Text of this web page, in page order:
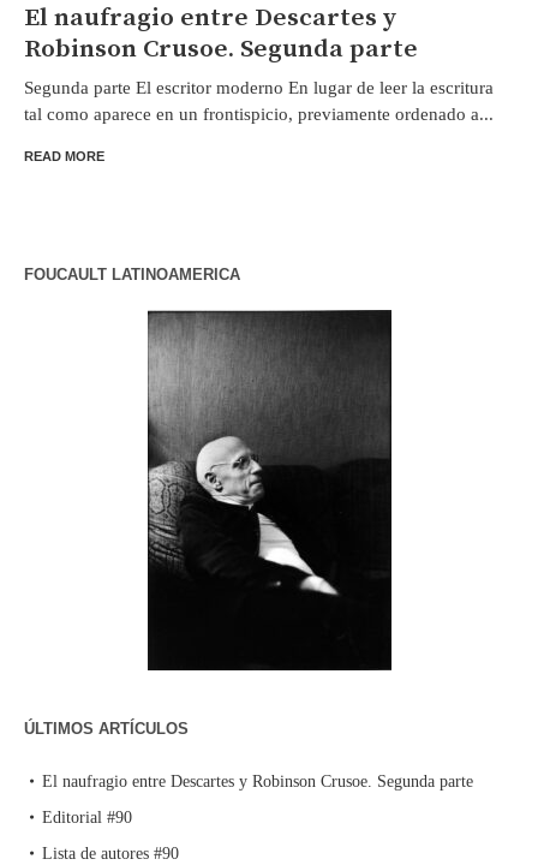
El naufragio entre Descartes y
Robinson Crusoe. Segunda parte
Segunda parte El escritor moderno En lugar de leer la escritura
tal como aparece en un frontispicio, previamente ordenado a...
READ MORE
FOUCAULT LATINOAMERICA
ÚLTIMOS ARTÍCULOS
El naufragio entre Descartes y Robinson Crusoe. Segunda parte
Editorial #90
Lista de autores #90